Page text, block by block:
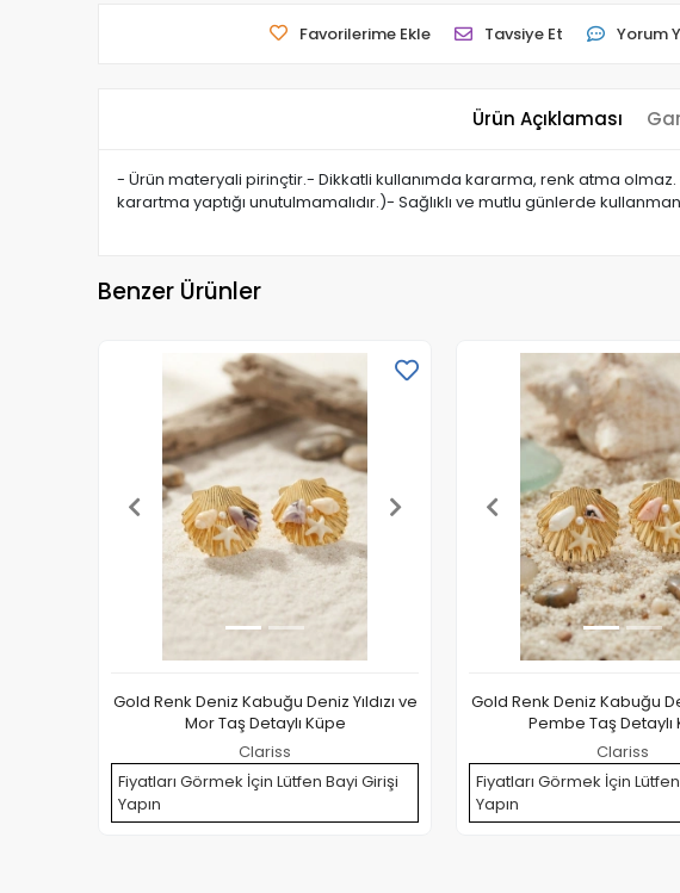
Favorilerime Ekle Tavsiye Et Yorum
Ürün Açıklaması
- Ürün materyali pirinçtir.- Dikkatli kullanımda kararma, renk atma
karartma yaptığı unutulmamalıdır.)- Sağlıklı ve mutlu günlerde
Benzer Ürünler
Gold Renk Deniz Kabuğu Deniz Yıldızı ve
Mor Taş Detaylı Küpe
Clariss
Fiyatları Görmek İçin Lütfen Bayi Girişi
Yapın
Gold Renk Deniz Kabuğu
Pembe Taş Detaylı
Clariss
Fiyatları Görmek İçin
Yapın